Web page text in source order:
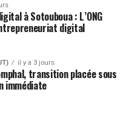
à Sotouboua : L’ONG
digital
il y a 3 jours
transition placée sous
immédiate